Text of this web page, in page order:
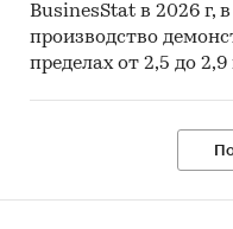
BusinesStat в 2026 г,
производство
пределах от 2,5 до